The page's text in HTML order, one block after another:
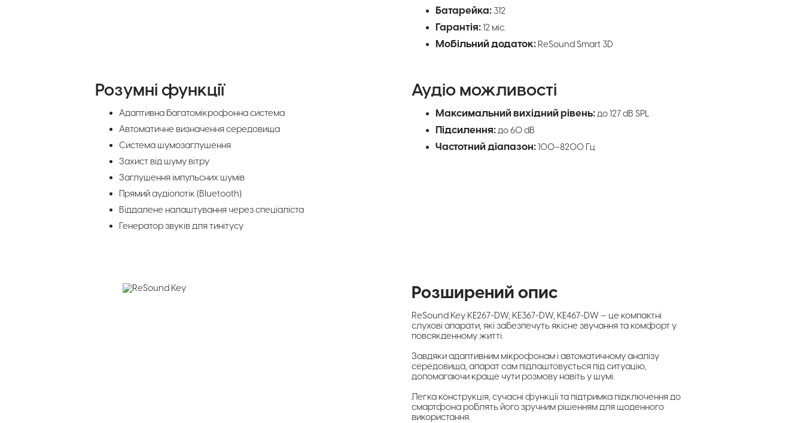
Батарейка:312
Гарантія:12 міс.
Мобільний додаток:ReSound Smart 3D
Розумні функції
Адаптивна багатомікрофонна система
Автоматичне визначення середовища
Система шумозаглушення
Захист від шуму вітру
Заглушення імпульсних шумів
Прямий аудіопотік (Bluetooth)
Віддалене налаштування через спеціаліста
Генератор звуків для тинітусу
Аудіо можливості
Максимальний вихідний рівень:до 127 dB SPL
Підсилення:до 60 dB
Частотний діапазон: 100–8200 Гц
Розширений опис
ReSound Key KE267-DW, KE367-DW, KE467-DW — це компактні
слухові апарати, які забезпечуть якісне звучання та комфорт у
повсякденному житті.
Завдяки адаптивним мікрофонам і автоматичному аналізу
середовища, апарат сам підлаштовується під ситуацію,
допомагаючи краще чути розмову навіть у шумі.
Легка конструкція, сучасні функції та підтримка підключення до
смартфона роблять його зручним рішенням для щоденного
використання.